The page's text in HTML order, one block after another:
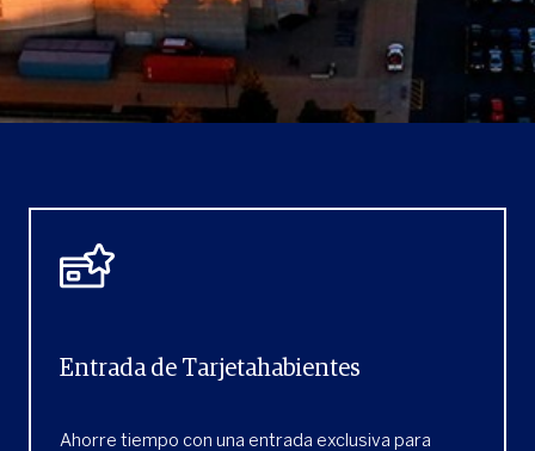
Entrada de Tarjetahabientes
Ahorre tiempo con una entrada exclusiva para